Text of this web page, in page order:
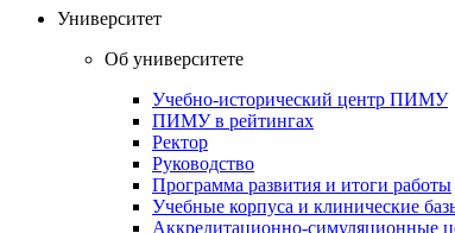
Университет
Об университете
Учебно-исторический центр ПИМУ
ПИМУ в рейтингах
Ректор
Руководство
Программа развития и итоги работы
Учебные корпуса и клинические
Аккредитационно-симуляционные